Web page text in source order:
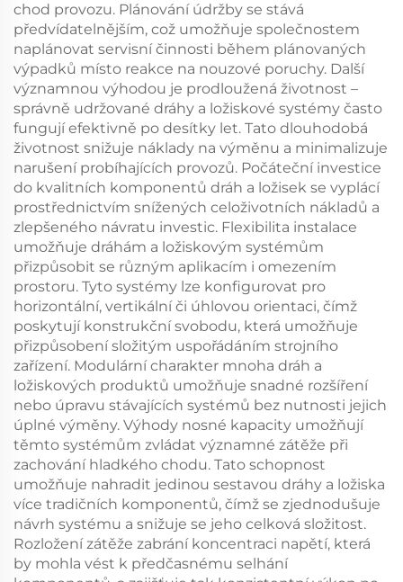
chod provozu. Plánování údržby se stává
předvídatelnějším, což umožňuje společnostem
naplánovat servisní činnosti během plánovaných
výpadků místo reakce na nouzové poruchy. Další
významnou výhodou je prodloužená životnost –
správně udržované dráhy a ložiskové systémy často
fungují efektivně po desítky let. Tato dlouhodobá
životnost snižuje náklady na výměnu a minimalizuje
narušení probíhajících provozů. Počáteční investice
do kvalitních komponentů dráh a ložisek se vyplácí
prostřednictvím snížených celoživotních nákladů a
zlepšeného návratu investic. Flexibilita instalace
umožňuje dráhám a ložiskovým systémům
přizpůsobit se různým aplikacím i omezením
prostoru. Tyto systémy lze konfigurovat pro
horizontální, vertikální či úhlovou orientaci, čímž
poskytují konstrukční svobodu, která umožňuje
přizpůsobení složitým uspořádáním strojního
zařízení. Modulární charakter mnoha dráh a
ložiskových produktů umožňuje snadné rozšíření
nebo úpravu stávajících systémů bez nutnosti jejich
úplné výměny. Výhody nosné kapacity umožňují
těmto systémům zvládat významné zátěže při
zachování hladkého chodu. Tato schopnost
umožňuje nahradit jedinou sestavou dráhy a ložiska
více tradičních komponentů, čímž se zjednodušuje
návrh systému a snižuje se jeho celková složitost.
Rozložení zátěže zabrání koncentraci napětí, která
by mohla vést k předčasnému selhání